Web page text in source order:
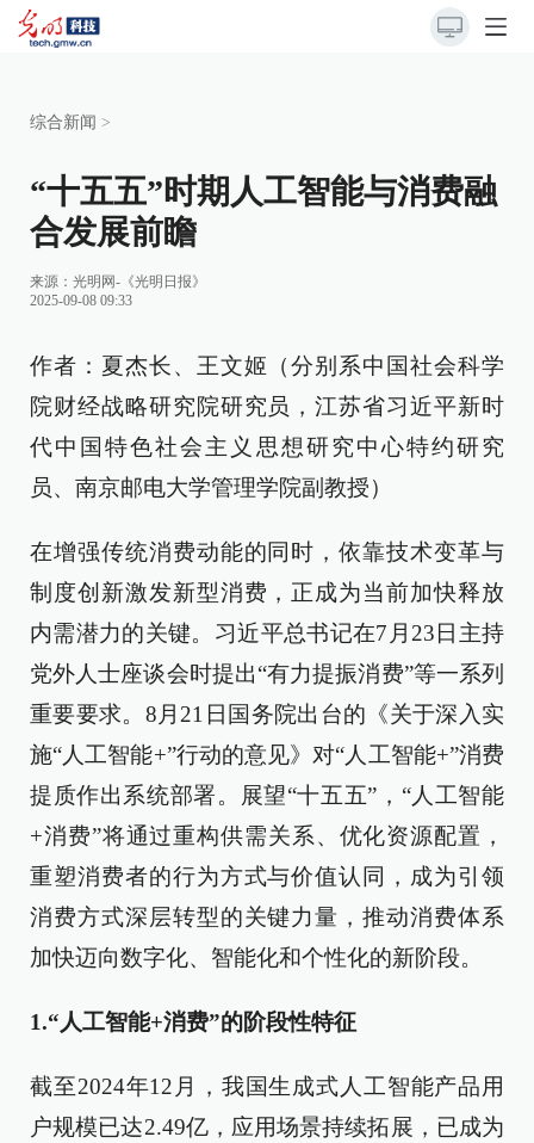
综合新闻 >
“十五五”时期人工智能与消费融
合发展前瞻
来源： 光明网-《光明日报》
2025-09-08 09:33
作者：夏杰长、王文姬（分别系中国社会科学
院财经战略研究院研究员，江苏省习近平新时
代中国特色社会主义思想研究中心特约研究
员、南京邮电大学管理学院副教授）
在增强传统消费动能的同时，依靠技术变革与
制度创新激发新型消费，正成为当前加快释放
内需潜力的关键。习近平总书记在7月23日主持
党外人士座谈会时提出“有力提振消费”等一系列
重要要求。8月21日国务院出台的《关于深入实
施“人工智能+”行动的意见》对“人工智能+”消费
提质作出系统部署。展望“十五五”，“人工智能
+消费”将通过重构供需关系、优化资源配置，
重塑消费者的行为方式与价值认同，成为引领
消费方式深层转型的关键力量，推动消费体系
加快迈向数字化、智能化和个性化的新阶段。
1.“人工智能+消费”的阶段性特征
截至2024年12月，我国生成式人工智能产品用
户规模已达2.49亿，应用场景持续拓展，已成为